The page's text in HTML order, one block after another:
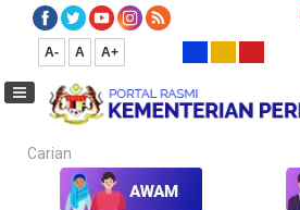
A- A A+
Carian...
Laman Utama Media Koleksi Media